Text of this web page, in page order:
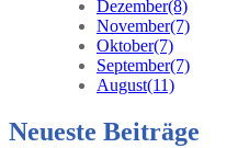
Dezember(8)
November(7)
Oktober(7)
September(7)
August(11)
Neueste Beiträge